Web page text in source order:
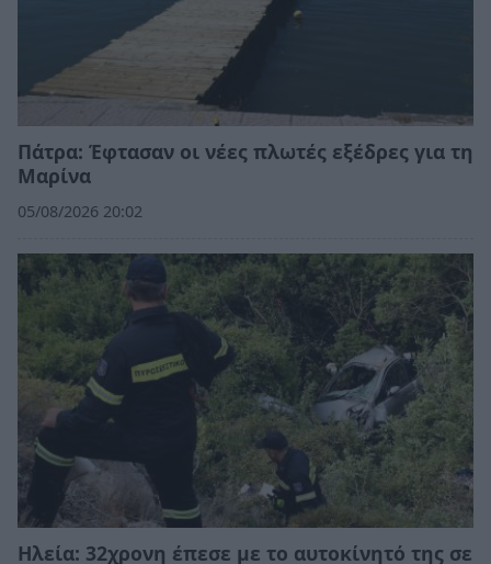
Πάτρα: Έφτασαν οι νέες πλωτές εξέδρες για τη
Μαρίνα
05/08/2026 20:02
Ηλεία: 32χρονη έπεσε με το αυτοκίνητό της σε